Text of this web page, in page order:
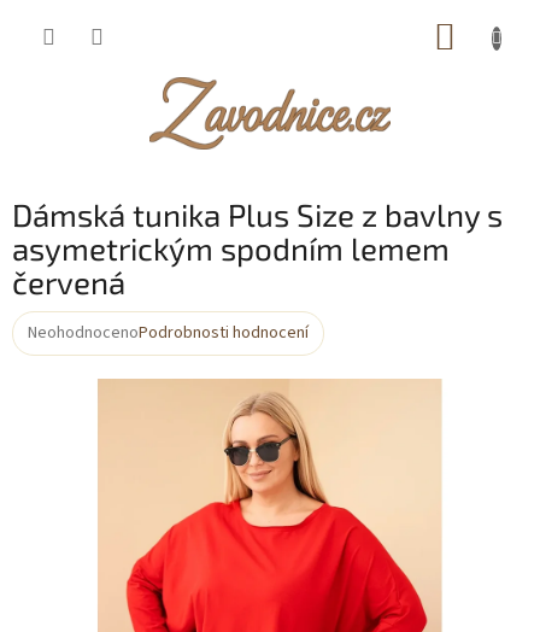
Dámská tunika Plus Size z bavlny s
asymetrickým spodním lemem
červená
Průměrné
NeohodnocenoPodrobnosti hodnocení